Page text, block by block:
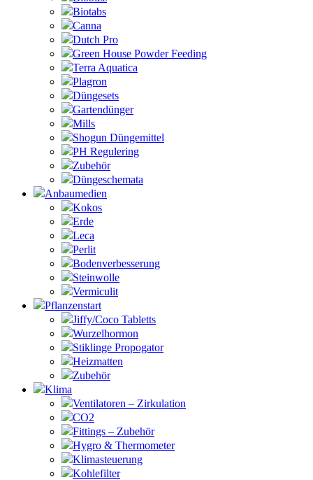
Biotabs
Canna
Dutch Pro
Green House Powder Feeding
Terra Aquatica
Plagron
Düngesets
Gartendünger
Mills
Shogun Düngemittel
PH Regulering
Zubehör
Düngeschemata
Anbaumedien
Kokos
Erde
Leca
Perlit
Bodenverbesserung
Steinwolle
Vermiculit
Pflanzenstart
Jiffy/Coco Tabletts
Wurzelhormon
Stiklinge Propogator
Heizmatten
Zubehör
Klima
Ventilatoren – Zirkulation
CO2
Fittings – Zubehör
Hygro & Thermometer
Klimasteuerung
Kohlefilter